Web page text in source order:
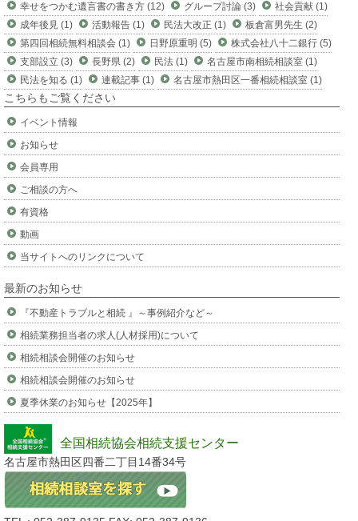
幸せをつかむ遺言書の書き方 (12)
グループ討論 (3)
社会貢献 (1)
成年後見 (1)
活動報告 (1) 民法大改正 (1)
板倉富男先生 (2)
第四回相続無料相談会 (1)
日野原重明 (5)
株式会社八十二銀行 (5)
支部設立 (3)
長野県 (2) 民法 (1)
名古屋市南相続相談室 (1)
民法を知る (1)
連載記事 (1) 名古屋市熱田区一番相続相談室 (1)
こちらもご覧ください
イベント情報
お知らせ
会員専用
ご相談の方へ
有資格
動画
当サイトへのリンクについて
最新のお知らせ
『不動産トラブルと相続 』～事例紹介など～
相続業務担当者の求人(人材採用)について
相続相談会開催のお知らせ
相続相談会開催のお知らせ
夏季休業のお知らせ【2025年】
全国相続協会相続支援センター
名古屋市熱田区四番二丁目14番34号